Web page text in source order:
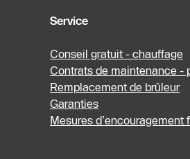
Service
Conseil gratuit - chauffage
Contrats de maintenance -
Remplacement de brûleur
Garanties
Mesures d’encouragement